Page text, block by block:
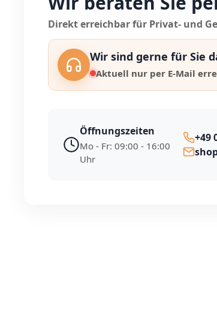
Direkt erreichbar für Privat- und
Wir sind gerne für Sie
Aktuell nur per E-Mail
Öffnungszeiten
Mo - Fr: 09:00 - 16:00
Uhr
+49